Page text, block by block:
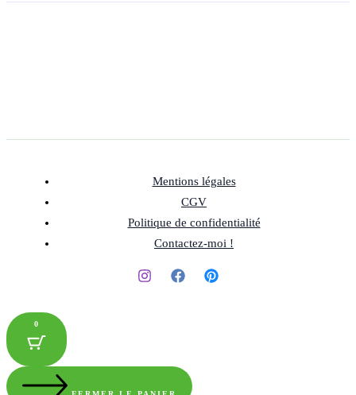
Mentions légales
CGV
Politique de confidentialité
Contactez-moi !
0